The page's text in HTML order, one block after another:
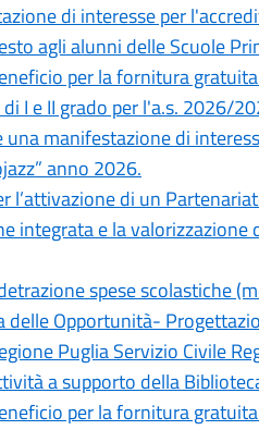
di interesse per
agli alunni delle Scuole
per la fornitura
I e II grado per l'a.s. 2026/
manifestazione di
anno 2026.
l’attivazione di un
integrata e la
spese scolastiche
delle Opportunità-
Puglia Servizio Civile
a supporto della
per la fornitura